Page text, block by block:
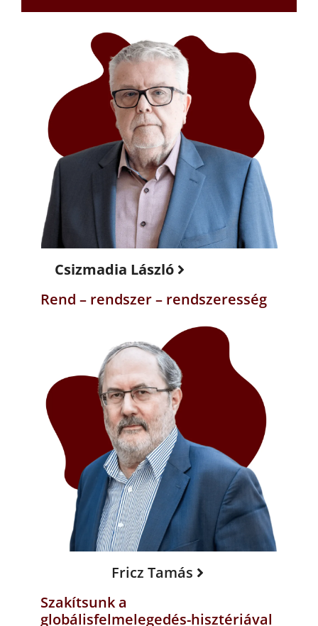
Csizmadia László
Rend – rendszer – rendszeresség
Fricz Tamás
Szakítsunk a
globálisfelmelegedés-hisztériával